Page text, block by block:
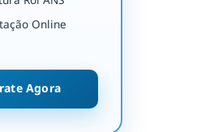
Online
Agora